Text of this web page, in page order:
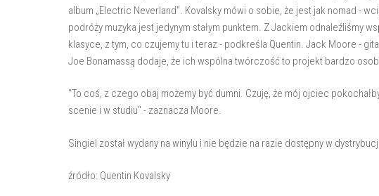
album „Electric Neverland". Kovalsky mówi o sobie, że jest jak nomad -
podróży muzyka jest jedynym stałym punktem. Z Jackiem odnaleźliśmy
klasyce, z tym, co czujemy tu i teraz - podkreśla Quentin. Jack Moore -
Joe Bonamassą dodaje, że ich wspólna twórczość to projekt bardzo
"To coś, z czego obaj możemy być dumni. Czuję, że mój ojciec
scenie i w studiu" - zaznacza Moore.
Singiel został wydany na winylu i nie będzie na razie dostępny w
źródło: Quentin Kovalsky